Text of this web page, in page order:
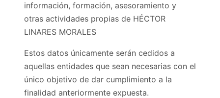
información, formación, asesoramiento y
otras actividades propias de HÉCTOR
LINARES MORALES
Estos datos únicamente serán cedidos a
aquellas entidades que sean necesarias con el
único objetivo de dar cumplimiento a la
finalidad anteriormente expuesta.